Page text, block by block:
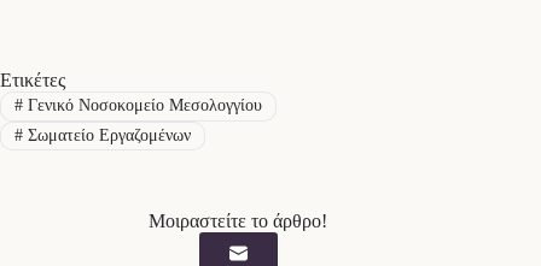
Ετικέτες
#Γενικό Νοσοκομείο Μεσολογγίου
#Σωματείο Εργαζομένων
Μοιραστείτε το άρθρο!